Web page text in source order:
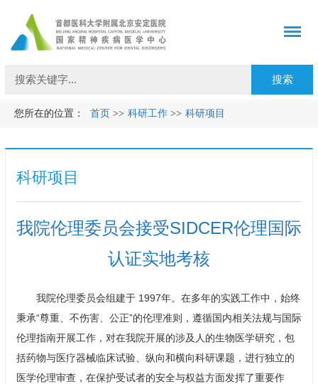
您所在的位置： 首页 >> 科研工作 >> 科研项目
科研项目
我院伦理委员会接受SIDCER伦理国际
认证实地考核
我院伦理委员会组建于 1997年。在多年的实践工作中，始终
秉承“尊重、不伤害、公正”的伦理准则，遵循国内相关法规与国际
伦理指南开展工作，对在我院开展的涉及人的生物医学研究，包
括药物与医疗器械临床试验、纵向和横向科研课题，进行独立的
医学伦理审查，在保护受试者的安全与权益方面发挥了重要作